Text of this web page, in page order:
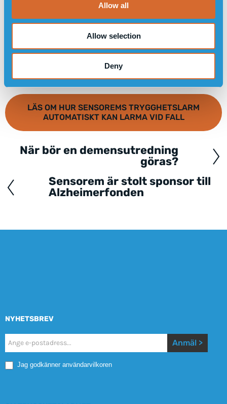
Allow all
Allow selection
Deny
LÄS OM HUR SENSOREMS TRYGGHETSLARM
AUTOMATISKT KAN LARMA VID FALL
Posts
När bör en demensutredning
göras?
Sensorem är stolt sponsor till
Alzheimerfonden
NYHETSBREV
Nyhetsbrev
Mobile
Anmäl >
Jag godkänner användarvilkoren